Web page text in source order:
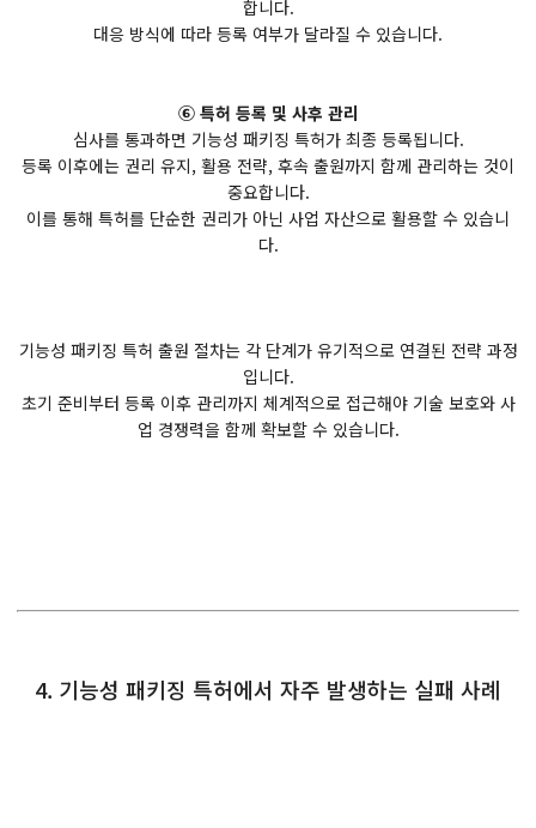
합니다.
대응 방식에 따라 등록 여부가 달라질 수 있습니다.
⑥ 특허 등록 및 사후 관리
심사를 통과하면 기능성 패키징 특허가 최종 등록됩니다.
등록 이후에는 권리 유지, 활용 전략, 후속 출원까지 함께 관리하는 것이
중요합니다.
이를 통해 특허를 단순한 권리가 아닌 사업 자산으로 활용할 수 있습니
다.
기능성 패키징 특허 출원 절차는 각 단계가 유기적으로 연결된 전략 과정
입니다.
초기 준비부터 등록 이후 관리까지 체계적으로 접근해야 기술 보호와 사
업 경쟁력을 함께 확보할 수 있습니다.
4. 기능성 패키징 특허에서 자주 발생하는 실패 사례